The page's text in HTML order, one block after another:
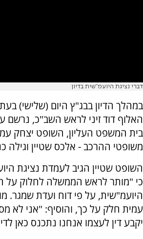
דברי נציגת היועמ"שית בדיון
במהלך הדיון בבג"ץ היום (שלישי)
האלוף דוד זיני לראש השב"כ, נרשם
בית המשפט העליון, השופט יצחק
משופטי ההרכב - אלכס שטיין וגילה
השופט שטיין הגיב לעמדת נציגת
כי "מותר לראש הממשלה לחלוק על
היועמ"שית, על פי דוח ועדת שמגר.
עמית חלק על כך, והוסיף: "אני לא
יקבע דין לעצמו אנחנו נתכנס כאן